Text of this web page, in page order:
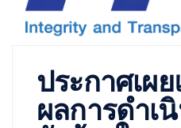
ประกาศเผ
ผลการดำเ